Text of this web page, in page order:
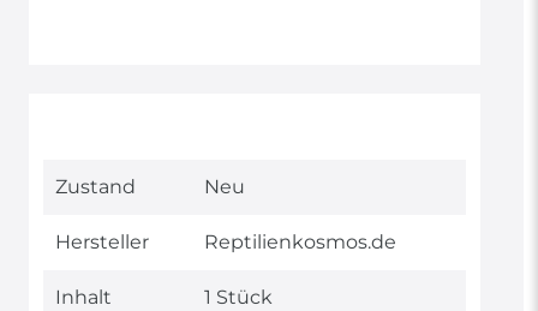
Technisches
Wert
Zustand Neu
Hersteller Reptilienkosmos.de
Inhalt 1 Stück